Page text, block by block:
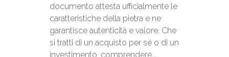
documento attesta ufficialmente le
caratteristiche della pietra e ne
garantisce autenticità e valore. Che
si tratti di un acquisto per sé o di un
investimento, comprendere...